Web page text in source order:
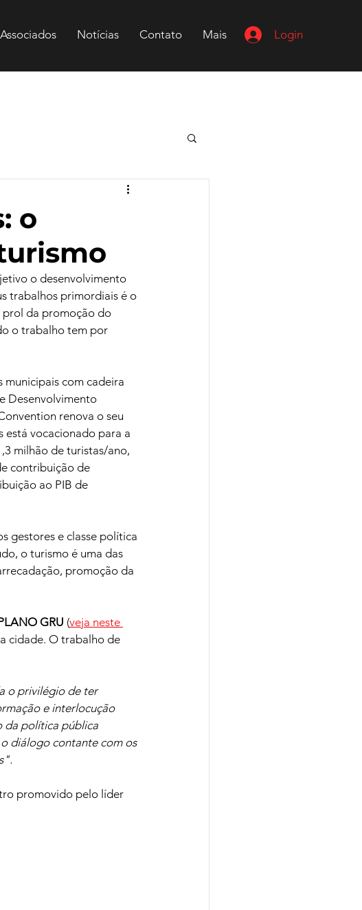
Associados Notícias Contato Mais Login
o
o desenvolvimento
trabalhos primordiais é o
prol da promoção do
o trabalho tem por
municipais com cadeira
Desenvolvimento
renova o seu
está vocacionado para a
milhão de turistas/ano,
contribuição de
ao PIB de
gestores e classe política
o turismo é uma das
promoção da
GRU (veja neste
cidade. O trabalho de
o privilégio de ter
e interlocução
da política pública
diálogo contante com os
promovido pelo líder